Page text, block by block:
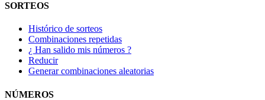
SORTEOS
Histórico de sorteos
Combinaciones repetidas
¿ Han salido mis números ?
Reducir
Generar combinaciones aleatorias
NÚMEROS